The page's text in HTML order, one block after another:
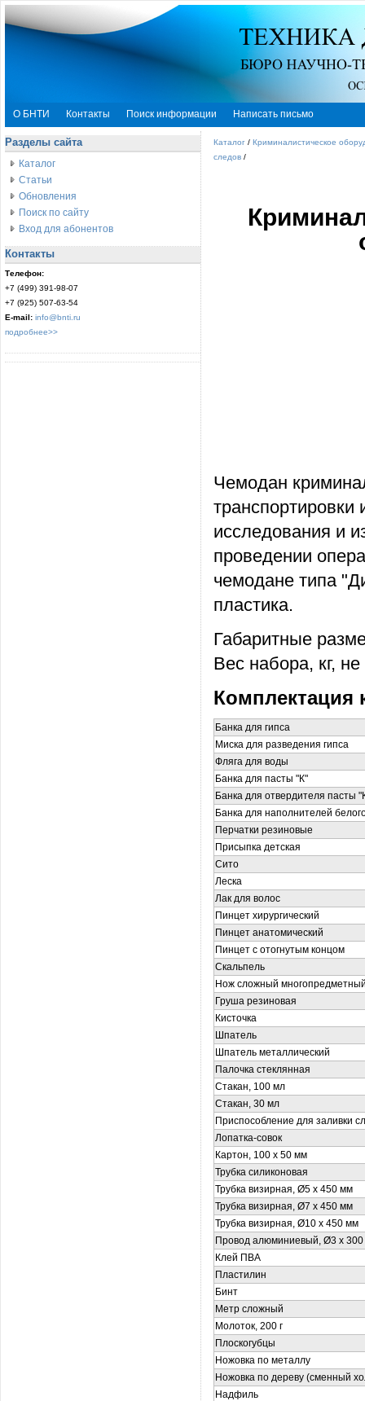
О БНТИ Контакты Поиск информации Написать письмо
Разделы сайта
Каталог
Статьи
Обновления
Поиск по сайту
Вход для абонентов
Контакты
Телефон:
+7 (499) 391-98-07
+7 (925) 507-63-54
E-mail: info@bnti.ru
подробнее>>
Каталог / Криминалистическое
следов /
Чемодан
транспортировки
исследования и
проведении
чемодане типа
пластика.
Габаритные
Вес набора, кг,
Комплектация
Банка для гипса
Миска для разведения гипса
Фляга для воды
Банка для пасты "К"
Банка для отвердителя пасты
Банка для наполнителей
Перчатки резиновые
Присыпка детская
Сито
Леска
Лак для волос
Пинцет xирургический
Пинцет анатомический
Пинцет с отогнутым концом
Скальпель
Нож сложный
Груша резиновая
Кисточка
Шпатель
Шпатель металлический
Палочка стеклянная
Стакан, 100 мл
Стакан, 30 мл
Приспособление для заливки
Лопатка-совок
Картон, 100 x 50 мм
Трубка силиконовая
Трубка визирная, Ø5 x 450 мм
Трубка визирная, Ø7 x 450 мм
Трубка визирная, Ø10 x 450 мм
Провод алюминиевый, Ø3 x
Клей ПВА
Пластилин
Бинт
Метр сложный
Молоток, 200 г
Плоскогубцы
Ножовка по металлу
Ножовка по дереву (сменный
Надфиль